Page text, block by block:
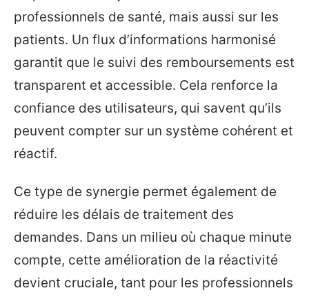
professionnels de santé, mais aussi sur les
patients. Un flux d’informations harmonisé
garantit que le suivi des remboursements est
transparent et accessible. Cela renforce la
confiance des utilisateurs, qui savent qu’ils
peuvent compter sur un système cohérent et
réactif.
Ce type de synergie permet également de
réduire les délais de traitement des
demandes. Dans un milieu où chaque minute
compte, cette amélioration de la réactivité
devient cruciale, tant pour les professionnels